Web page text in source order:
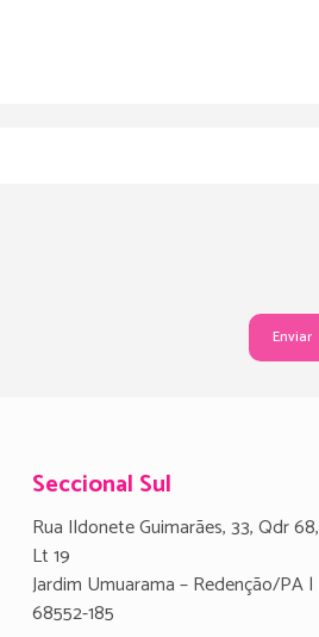
Seccional Sul
Rua Ildonete Guimarães, 33, Qdr 68,
Lt 19
Jardim Umuarama – Redenção/PA |
68552-185